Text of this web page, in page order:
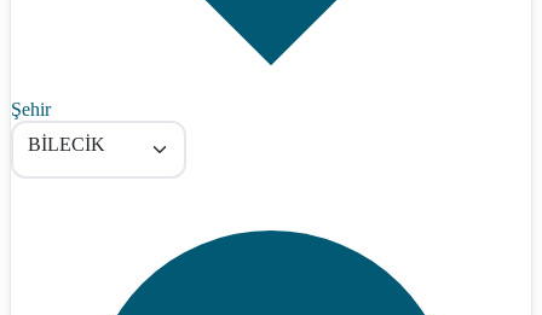
Şehir
BİLECİK